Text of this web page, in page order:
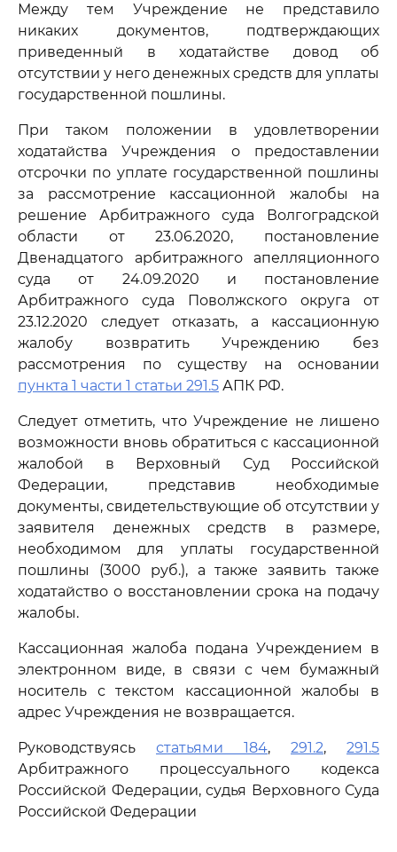
Между тем Учреждение не представило
никаких документов, подтверждающих
приведенный в ходатайстве довод об
отсутствии у него денежных средств для уплаты
государственной пошлины.
При таком положении в удовлетворении
ходатайства Учреждения о предоставлении
отсрочки по уплате государственной пошлины
за рассмотрение кассационной жалобы на
решение Арбитражного суда Волгоградской
области от 23.06.2020, постановление
Двенадцатого арбитражного апелляционного
суда от 24.09.2020 и постановление
Арбитражного суда Поволжского округа от
23.12.2020 следует отказать, а кассационную
жалобу возвратить Учреждению без
рассмотрения по существу на основании
пункта 1 части 1 статьи 291.5 АПК РФ.
Следует отметить, что Учреждение не лишено
возможности вновь обратиться с кассационной
жалобой в Верховный Суд Российской
Федерации, представив необходимые
документы, свидетельствующие об отсутствии у
заявителя денежных средств в размере,
необходимом для уплаты государственной
пошлины (3000 руб.), а также заявить также
ходатайство о восстановлении срока на подачу
жалобы.
Кассационная жалоба подана Учреждением в
электронном виде, в связи с чем бумажный
носитель с текстом кассационной жалобы в
адрес Учреждения не возвращается.
Руководствуясь статьями 184, 291.2, 291.5
Арбитражного процессуального кодекса
Российской Федерации, судья Верховного Суда
Российской Федерации